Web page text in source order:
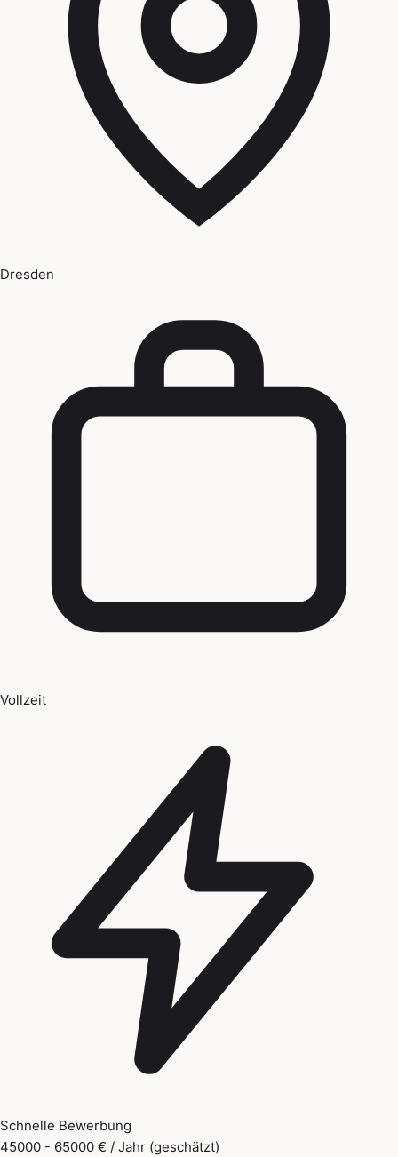
Dresden
Vollzeit
Schnelle Bewerbung
45000 - 65000 € / Jahr (geschätzt)